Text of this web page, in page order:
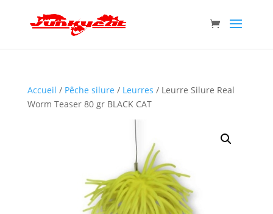
Accueil / Pêche silure / Leurres / Leurre Silure Real
Worm Teaser 80 gr BLACK CAT